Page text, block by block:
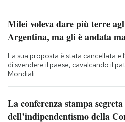
Milei voleva dare più terre
Argentina, ma gli è andata
La sua proposta è stata cancellata e
di svendere il paese, cavalcando il
Mondiali
La conferenza stampa
dell’indipendentismo della